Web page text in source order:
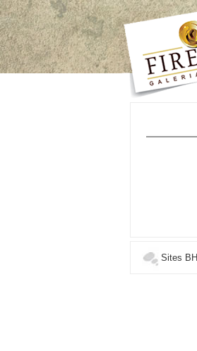
Sites BH